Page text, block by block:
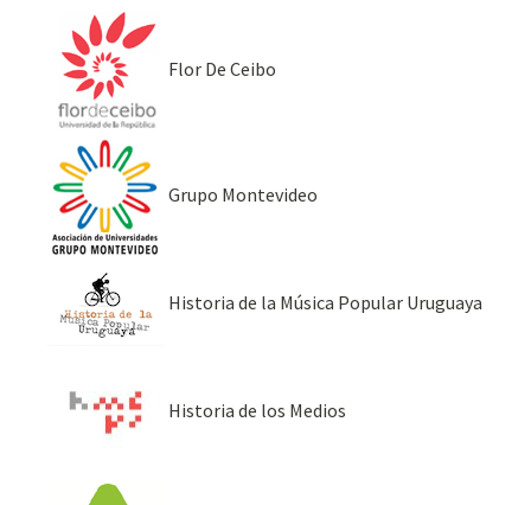
Flor De Ceibo
Grupo Montevideo
Historia de la Música Popular Uruguaya
Historia de los Medios